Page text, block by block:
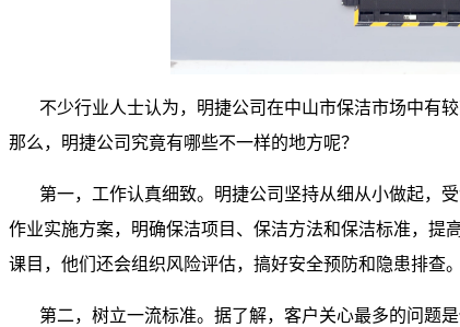
不少行业人士认为，明捷公司在中山市保洁市场中有
那么，明捷公司究竟有哪些不一样的地方呢？
第一，工作认真细致。明捷公司坚持从细从小做起，
作业实施方案，明确保洁项目、保洁方法和保洁标准，提
课目，他们还会组织风险评估，搞好安全预防和隐患排查。
第二，树立一流标准。据了解，客户关心最多的问题